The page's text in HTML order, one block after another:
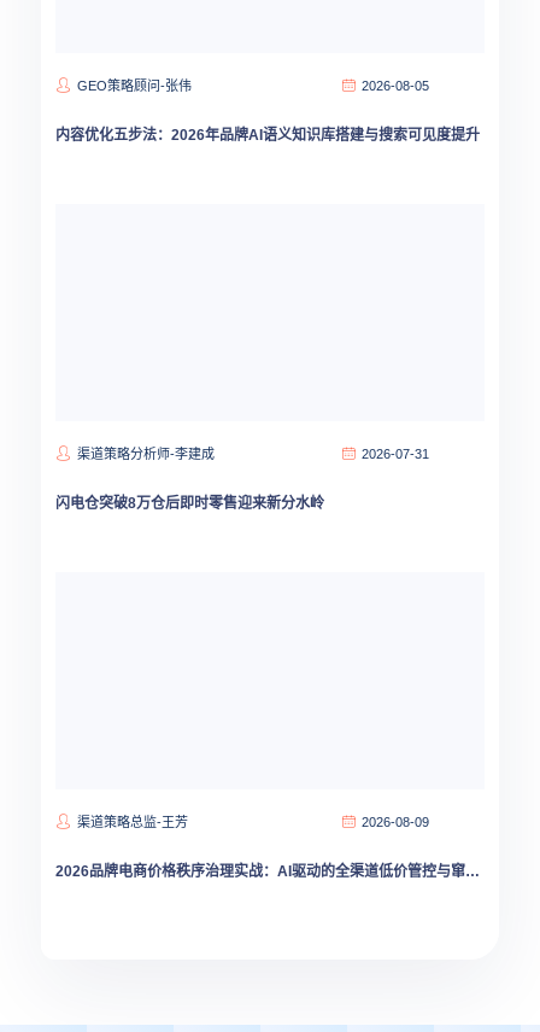
GEO策略顾问-张伟 2026-08-05
内容优化五步法：2026年品牌AI语义知识库搭建与搜索可见度提升
渠道策略分析师-李建成 2026-07-31
闪电仓突破8万仓后即时零售迎来新分水岭
渠道策略总监-王芳 2026-08-09
2026品牌电商价格秩序治理实战：AI驱动的全渠道低价管控与窜货溯源